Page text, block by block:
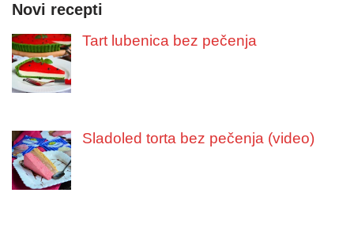
Novi recepti
Tart lubenica bez pečenja
Sladoled torta bez pečenja (video)